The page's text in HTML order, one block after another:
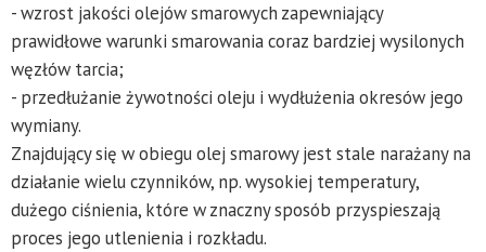
- wzrost jakości olejów smarowych zapewniający
prawidłowe warunki smarowania coraz bardziej wysilonych
węzłów tarcia;
- przedłużanie żywotności oleju i wydłużenia okresów jego
wymiany.
Znajdujący się w obiegu olej smarowy jest stale narażany na
działanie wielu czynników, np. wysokiej temperatury,
dużego ciśnienia, które w znaczny sposób przyspieszają
proces jego utlenienia i rozkładu.